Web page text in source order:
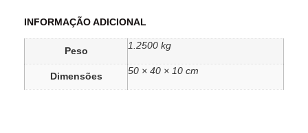
INFORMAÇÃO ADICIONAL
Peso
1.2500 kg
Dimensões
50 × 40 × 10 cm